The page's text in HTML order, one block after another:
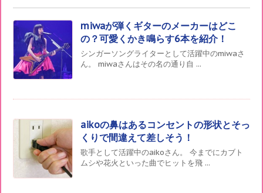
miwaが弾くギターのメーカーはどこ
の？可愛くかき鳴らす6本を紹介！
シンガーソングライターとして活躍中のmiwaさ
ん。 miwaさんはその名の通り自 ...
aikoの鼻はあるコンセントの形状とそっ
くりで間違えて差しそう！
歌手として活躍中のaikoさん。 今までにカブト
ムシや花火といった曲でヒットを飛 ...